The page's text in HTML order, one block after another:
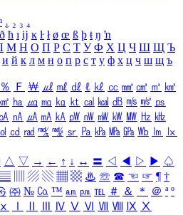
₁ ₂ ₃ ₄
ð ħ ı ĳ ĸ ŀ ł ø œ ß þ ŧ ŋ ŉ
М Н О П Р С Т У Ф Х Ц Ч Ш Щ Ъ
и й к л м н о п р с т у ф х ц ч ш щ ъ
％ Ｆ ￦ ㎕ ㎖ ㎗ ℓ ㎘ ㏄ ㎣ ㎤ ㎥ ㎦
㎢ ㏊ ㎍ ㎎ ㎏ ㏏ ㎈ ㎉ ㏈ ㎧ ㎨ ㎰
㎀ ㎁ ㎂ ㎃ ㎄ ㎺ ㎻ ㎽ ㎾ ㎿ ㎐ ㎑
㏅ ㎭ ㎮ ㎯ ㏛ ㎩ ㎪ ㎫ ㎬ ㏝ ㏐
㏓
△ ▽ → ← ↑ ↓ ↔ 〓 ◁ ◀ ▷ ▶ ♤
▤ ▨ ▧ ▦ ▩ ♨ ☏ ☎ ☜ ☞ ¶ †
㈜ № ㏇ ™ ㏂ ㏘ ℡ ＃ ＆ ＊ ＠ ª º
ⅹ Ⅳ Ⅴ Ⅵ Ⅶ Ⅷ Ⅸ Ⅹ